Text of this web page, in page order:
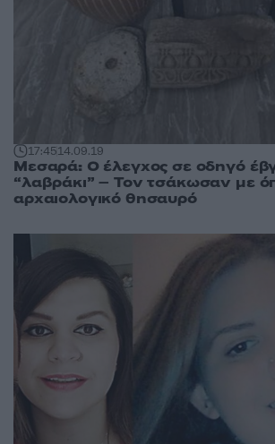
17:4514.09.19
Μεσαρά: Ο έλεγχος σε οδηγό
“λαβράκι” – Τον τσάκωσαν με
αρχαιολογικό θησαυρό